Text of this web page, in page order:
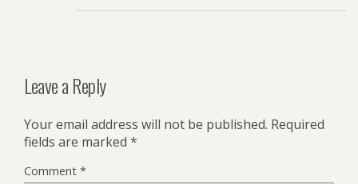
Leave a Reply
Your email address will not be published. Required
fields are marked *
Comment *